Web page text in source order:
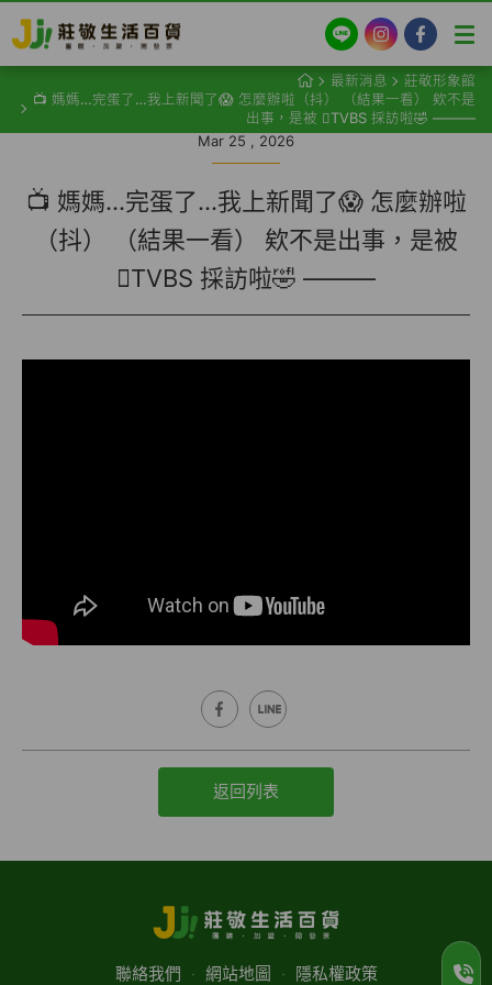
LINE InstagramFacebook
最新消息
莊敬形象館
📺 媽媽…完蛋了…我上新聞了😱 怎麼辦啦（抖） （結果一看） 欸不是
出事，是被 TVBS 採訪啦🤣 ———
Mar 25 , 2026
📺 媽媽…完蛋了…我上新聞了😱 怎麼辦啦
（抖） （結果一看） 欸不是出事，是被
TVBS 採訪啦🤣 ———
返回列表
聯絡我們 ‧ 網站地圖 ‧ 隱私權政策